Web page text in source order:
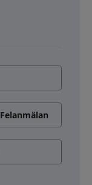
Felanmälan